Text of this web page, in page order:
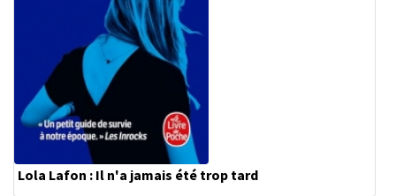
Lola Lafon : Il n'a jamais été trop tard